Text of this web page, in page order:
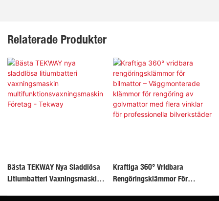
Relaterade Produkter
Bästa TEKWAY Nya Sladdlösa
Litiumbatteri Vaxningsmaskin
Kraftiga 360° Vridbara
Rengöringsklämmor För